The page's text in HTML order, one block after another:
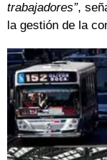
trabajadores”,
la gestión de la